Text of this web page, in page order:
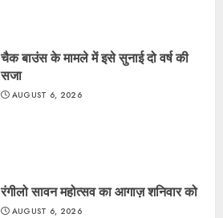
चैक बाउंस के मामले में इसे सुनाई दो वर्ष की
सजा
AUGUST 6, 2026
रंगीलो सावन महोत्सव का आगाज़ शनिवार को
AUGUST 6, 2026